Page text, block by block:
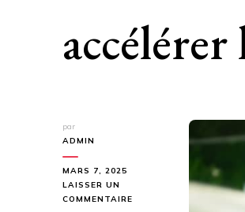
par
ADMIN
MARS 7, 2025
LAISSER UN
COMMENTAIRE